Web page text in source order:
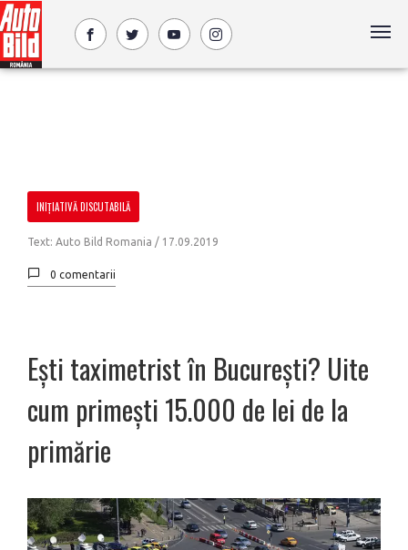
INIȚIATIVĂ DISCUTABILĂ
Text: Auto Bild Romania / 17.09.2019
0 comentarii
Ești taximetrist în București? Uite
cum primești 15.000 de lei de la
primărie